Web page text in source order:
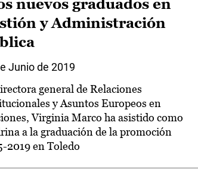
nuevos graduados en
y Administración
Junio de 2019
general de Relaciones
y Asuntos Europeos en
Virginia Marco ha asistido como
a la graduación de la promoción
2019 en Toledo